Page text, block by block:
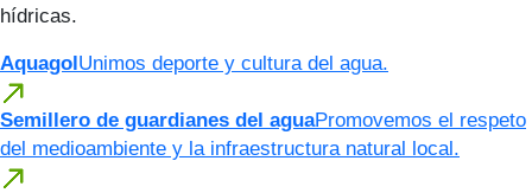
hídricas.
AquagolUnimos deporte y cultura del agua.
Semillero de guardianes del aguaPromovemos el respeto
del medioambiente y la infraestructura natural local.